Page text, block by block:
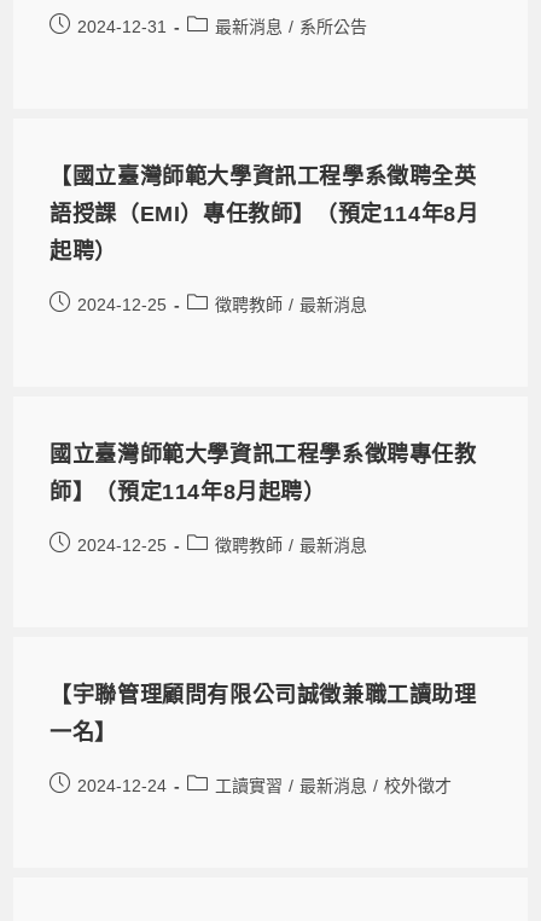
2024-12-31 最新消息 / 系所公告
【國立臺灣師範大學資訊工程學系徵聘全英
語授課（EMI）專任教師】（預定114年8月
起聘）
2024-12-25 徵聘教師 / 最新消息
國立臺灣師範大學資訊工程學系徵聘專任教
師】（預定114年8月起聘）
2024-12-25 徵聘教師 / 最新消息
【宇聯管理顧問有限公司誠徵兼職工讀助理
一名】
2024-12-24 工讀實習 / 最新消息 / 校外徵才